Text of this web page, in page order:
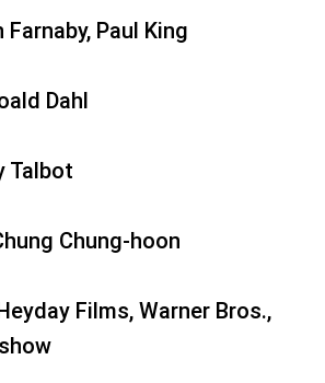
Farnaby, Paul King
Dahl
Talbot
Chung-hoon
Films, Warner Bros.,